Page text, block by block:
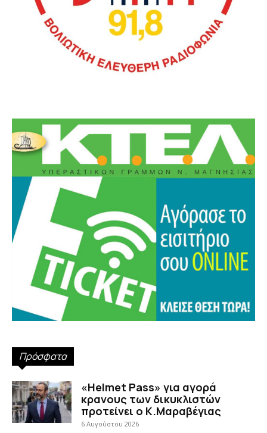
Πρόσφατα
«Helmet Pass» για αγορά
κρανους των δικυκλιστών
προτείνει ο Κ.Μαραβέγιας
6 Αυγούστου 2026